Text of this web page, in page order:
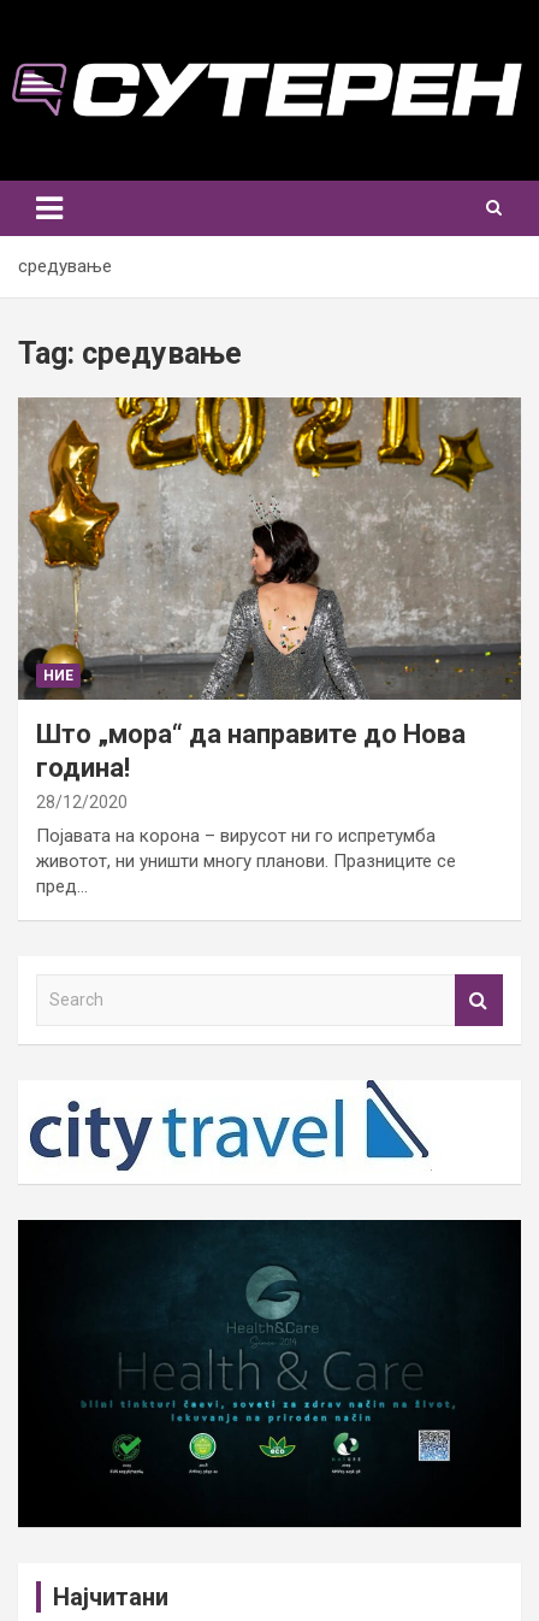
content
средување
Tag: средување
НИЕ
Што „мора“ да направите до Нова
година!
28/12/2020
Појавата на корона – вирусот ни го испретумба
животот, ни уништи многу планови. Празниците се
пред…
h
Најчитани